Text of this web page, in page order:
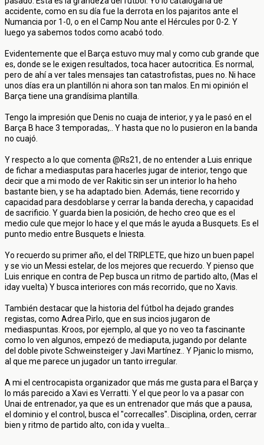
accidente, como en su día fue la derrota en los pajaritos ante el
Numancia por 1-0, o en el Camp Nou ante el Hércules por 0-2. Y
luego ya sabemos todos como acabó todo.
Evidentemente que el Barça estuvo muy mal y como cub grande que
es, donde se le exigen resultados, toca hacer autocritica. Es normal,
pero de ahí a ver tales mensajes tan catastrofistas, pues no. Ni hace
unos días era un plantillón ni ahora son tan malos. En mi opinión el
Barça tiene una grandísima plantilla.
Tengo la impresión que Denis no cuaja de interior, y ya le pasó en el
Barça B hace 3 temporadas,.. Y hasta que no lo pusieron en la banda
no cuajó.
Y respecto a lo que comenta @Rs21, de no entender a Luis enrique
de fichar a mediasputas para hacerles jugar de interior, tengo que
decir que a mi modo de ver Rakitic sin ser un interior lo ha heho
bastante bien, y se ha adaptado bien. Además, tiene recorrido y
capacidad para desdoblarse y cerrar la banda derecha, y capacidad
de sacrificio. Y guarda bien la posición, de hecho creo que es el
medio cule que mejor lo hace y el que más le ayuda a Busquets. Es el
punto medio entre Busquets e Iniesta.
Yo recuerdo su primer año, el del TRIPLETE, que hizo un buen papel
y se vio un Messi estelar, de los mejores que recuerdo. Y pienso que
Luis enrique en contra de Pep busca un ritmo de partido alto, (Mas el
iday vuelta) Y busca interiores con más recorrido, que no Xavis.
También destacar que la historia del fútbol ha dejado grandes
registas, como Adrea Pirlo, que en sus incios jugaron de
mediaspuntas. Kroos, por ejemplo, al que yo no veo ta fascinante
como lo ven algunos, empezó de mediaputa, jugando por delante
del doble pivote Schweinsteiger y Javi Martínez.. Y Pjanic lo mismo,
al que me parece un jugador un tanto irregular.
A mi el centrocapista organizador que más me gusta para el Barça y
lo más parecido a Xavi es Verratti. Y el que peor lo va a pasar con
Unai de entrenador, ya que es un entrenador que más que a pausa,
el dominio y el control, busca el "correcalles". Disciplina, orden, cerrar
bien y ritmo de partido alto, con ida y vuelta...